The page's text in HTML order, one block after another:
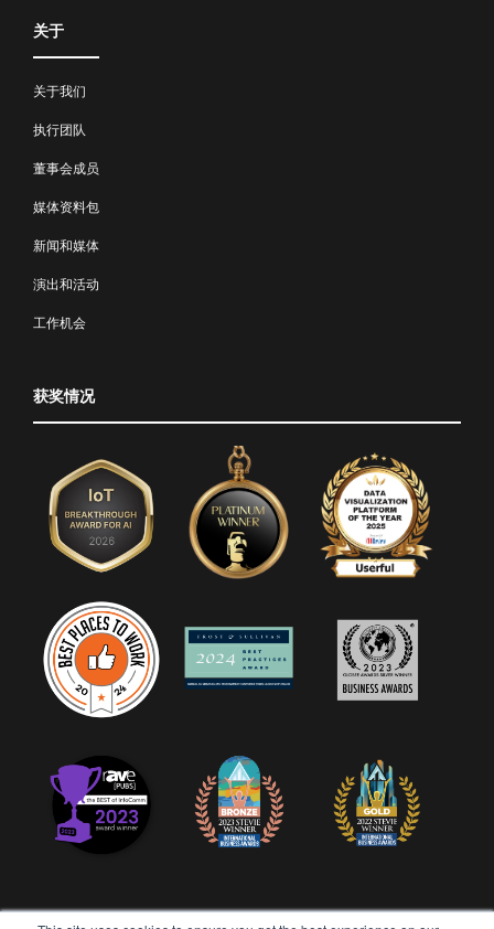
关于
关于我们
执行团队
董事会成员
媒体资料包
新闻和媒体
演出和活动
工作机会
获奖情况